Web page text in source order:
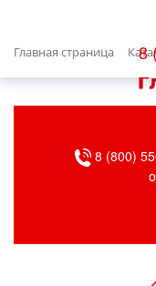
8
Главная страница
БЫТОВАЯ ТЕХНИКА
ВЕНТИЛЯЦИЯ
8 (800)